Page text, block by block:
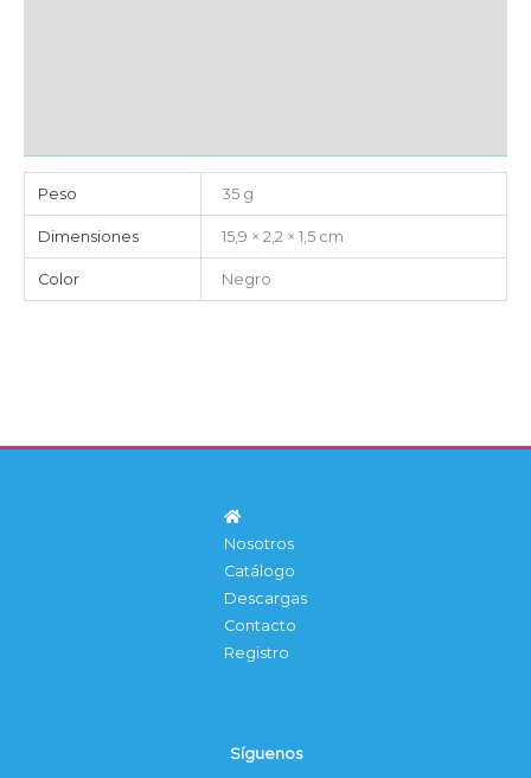
Peso 35 g
Dimensiones 15,9 × 2,2 × 1,5 cm
Color Negro
Nosotros
Catálogo
Descargas
Contacto
Registro
Síguenos